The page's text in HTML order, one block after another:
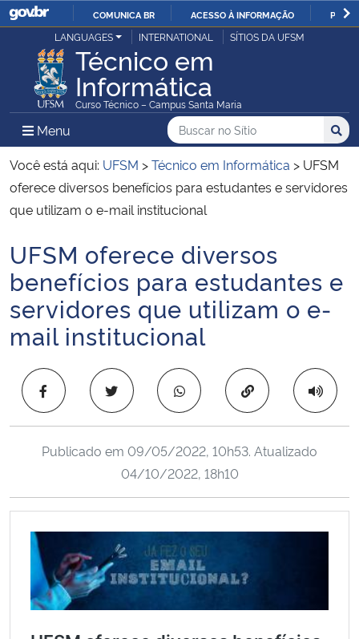
IR
PARA
O
CONTEÚDO
COMUNICA BR ACESSO À INFORMAÇÃO
Ministério da Justiça e Segurança Pública
Ministério da Defesa
Ministério das Relações Exteriores
Ministério da Economia
Ministério da Infraestrutura
Ministério da Agricultura, Pecuária e Abastecimento
Ministério da Educação
Ministério da Cidadania
Ministério da Saúde
Ministério de Minas e Energia
Ministério da Ciência, Tecnologia, Inovações e Comunicações
Ministério do Meio Ambiente
Ministério do Turismo
LANGUAGES INTERNATIONAL SÍTIOS DA UFSM
Técnico em
Informática
Curso Técnico – Campus Santa Maria
Menu Menu Principal do Sítio
Busca
Buscar no no Sítio
Busca:
Você está aqui: UFSM >Técnico em Informática > UFSM
oferece diversos benefícios para estudantes e servidores
que utilizam o e-mail institucional
Início do conteúdo
UFSM oferece diversos
benefícios para estudantes e
servidores que utilizam o e-
mail institucional
Copiar para área
Publicado em 09/05/2022, 10h53. Atualizado
04/10/2022, 18h10